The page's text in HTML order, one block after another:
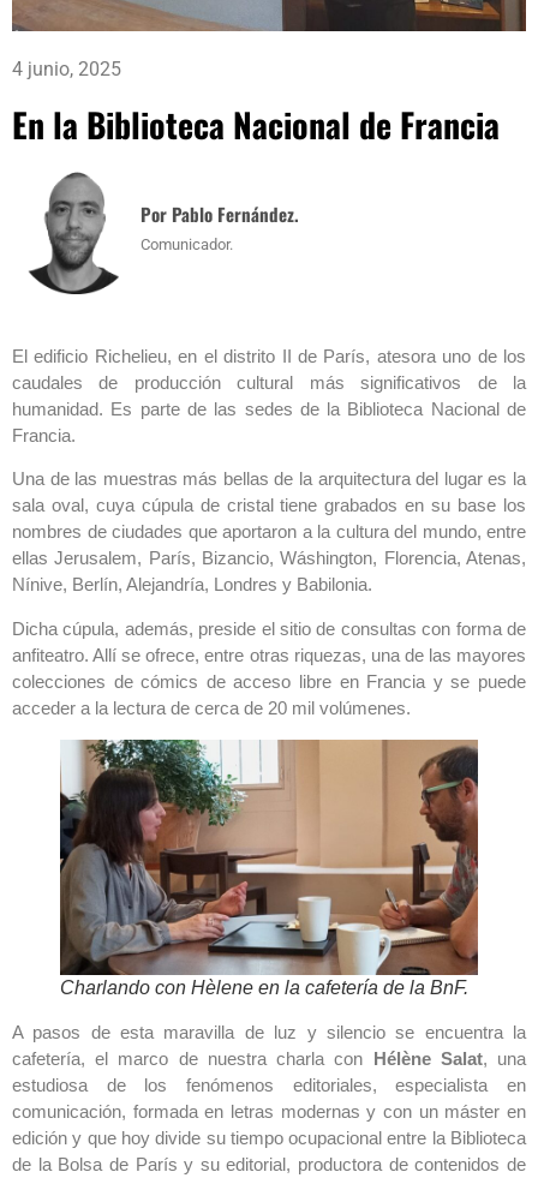
4 junio, 2025
En la Biblioteca Nacional de Francia
Por Pablo Fernández.
Comunicador.
El edificio Richelieu, en el distrito II de París, atesora uno de los
caudales de producción cultural más significativos de la
humanidad. Es parte de las sedes de la Biblioteca Nacional de
Francia.
Una de las muestras más bellas de la arquitectura del lugar es la
sala oval, cuya cúpula de cristal tiene grabados en su base los
nombres de ciudades que aportaron a la cultura del mundo, entre
ellas Jerusalem, París, Bizancio, Wáshington, Florencia, Atenas,
Nínive, Berlín, Alejandría, Londres y Babilonia.
Dicha cúpula, además, preside el sitio de consultas con forma de
anfiteatro. Allí se ofrece, entre otras riquezas, una de las mayores
colecciones de cómics de acceso libre en Francia y se puede
acceder a la lectura de cerca de 20 mil volúmenes.
Charlando con Hèlene en la cafetería de la BnF.
A pasos de esta maravilla de luz y silencio se encuentra la
cafetería, el marco de nuestra charla con Hélène Salat, una
estudiosa de los fenómenos editoriales, especialista en
comunicación, formada en letras modernas y con un máster en
edición y que hoy divide su tiempo ocupacional entre la Biblioteca
de la Bolsa de París y su editorial, productora de contenidos de